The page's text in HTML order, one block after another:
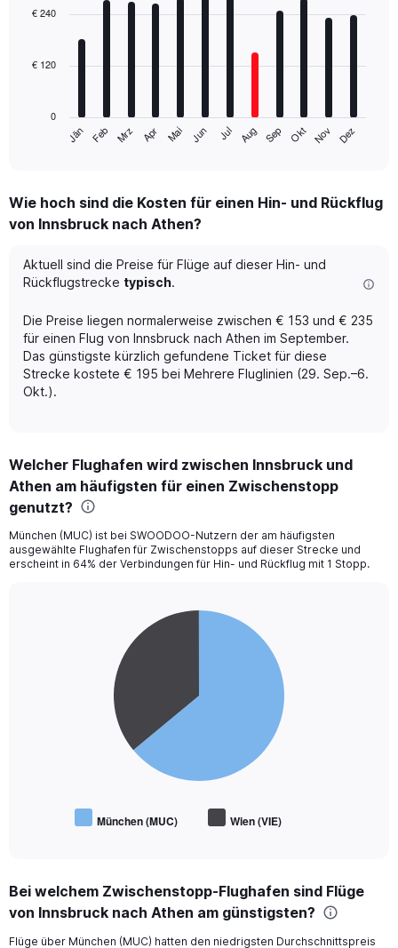
with
The
Range:
12
The
chart
has
Y
axis
displaying
values.
Range:
Jän Feb Mrz Apr Mai Jun Jul Aug Sep Okt Nov Dez
0
€ 120
€ 240
Wie hoch sind die Kosten für einen Hin- und Rückflug
von Innsbruck nach Athen?
Aktuell sind die Preise für Flüge auf dieser Hin- und
Rückflugstrecke typisch.
Die Preise liegen normalerweise zwischen € 153 und € 235
für einen Flug von Innsbruck nach Athen im September.
Das günstigste kürzlich gefundene Ticket für diese
Strecke kostete € 195 bei Mehrere Fluglinien (29. Sep.–6.
Okt.).
Welcher Flughafen wird zwischen Innsbruck und
Athen am häufigsten für einen Zwischenstopp
genutzt?
München (MUC) ist bei SWOODOO-Nutzern der am häufigsten
ausgewählte Flughafen für Zwischenstopps auf dieser Strecke und
erscheint in 64% der Verbindungen für Hin- und Rückflug mit 1 Stopp.
München (MUC) Wien (VIE)
Bei welchem Zwischenstopp-Flughafen sind Flüge
von Innsbruck nach Athen am günstigsten?
Flüge über München (MUC) hatten den niedrigsten Durchschnittspreis